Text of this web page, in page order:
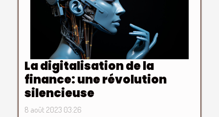
La digitalisation de la
finance: une révolution
silencieuse
8 août 2023 03:26